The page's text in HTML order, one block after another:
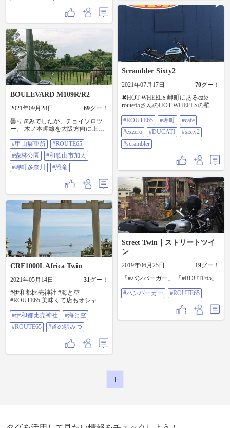
ところです！！！ お店は大阪府泉
南郡岬町にある#ROUTE65 です！
もいっぱいきてて楽しいところで
す〜！ #HarleyDavidson#softail#チカ
ーノ#チョロ#イントルーダークラ
シック #大型バイク#アメリカン#コ
ペン#ケツもち
BOULEVARD M109R/R2
2021年09月28日 69グー！
曇りぎみでしたが、チョイソロツ
ー。 木ノ本岬線を大阪方向に上
望。 岬町多奈川のROUTE 65でラン
チ。加太を抜けて森林公園の恐
竜。 #甲山展望所 #ROUTE65 #森林
公園 #和歌山市加太 #岬町多奈川 #
#甲山展望所
#ROUTE65
#森林公園
#和歌山市加太
#岬町多奈川
#恐竜
Scrambler Sixty2
2021年07月17日 70グー！
✖︎HOT WHEELS 岬町にあるcafe
route65さんのHOT WHEELSの壁。
いのもどっちも苦手ですけど… 最
近も岬町には来ていて、ここの前
も通過してるのに？？？ と、思っ
たらcafe route65さんは
ワーさんに教えていただいたので
派の自分が行った時間帯にはcafeが
オープンしておらず写真を撮った
だけなので、次に行くときはハン
バーガー食べます！ #route65 #岬町
#cafe 以下固定↓ #exzero #ducati
#sixty2 #scrambler
#ROUTE65 #岬町
#cafe
#exzero
#DUCATI
#sixty2
#scrambler
CRF1000L Africa Twin
2021年05月14日 31グー！
#伊和都比売神社 #海と空
#ROUTE65 美味くて店もオシャレ #
#伊和都比売神社
#海と空
#ROUTE65
#道の駅みつ
Street Twin｜ストリートツイ
ン
2019年06月25日 19グー！
「#バンバーガー」 「#ROUTE65」
#ハンバーガー #ROUTE65
1